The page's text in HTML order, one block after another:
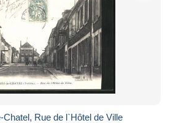
Chatel, Rue de l`Hôtel de Ville